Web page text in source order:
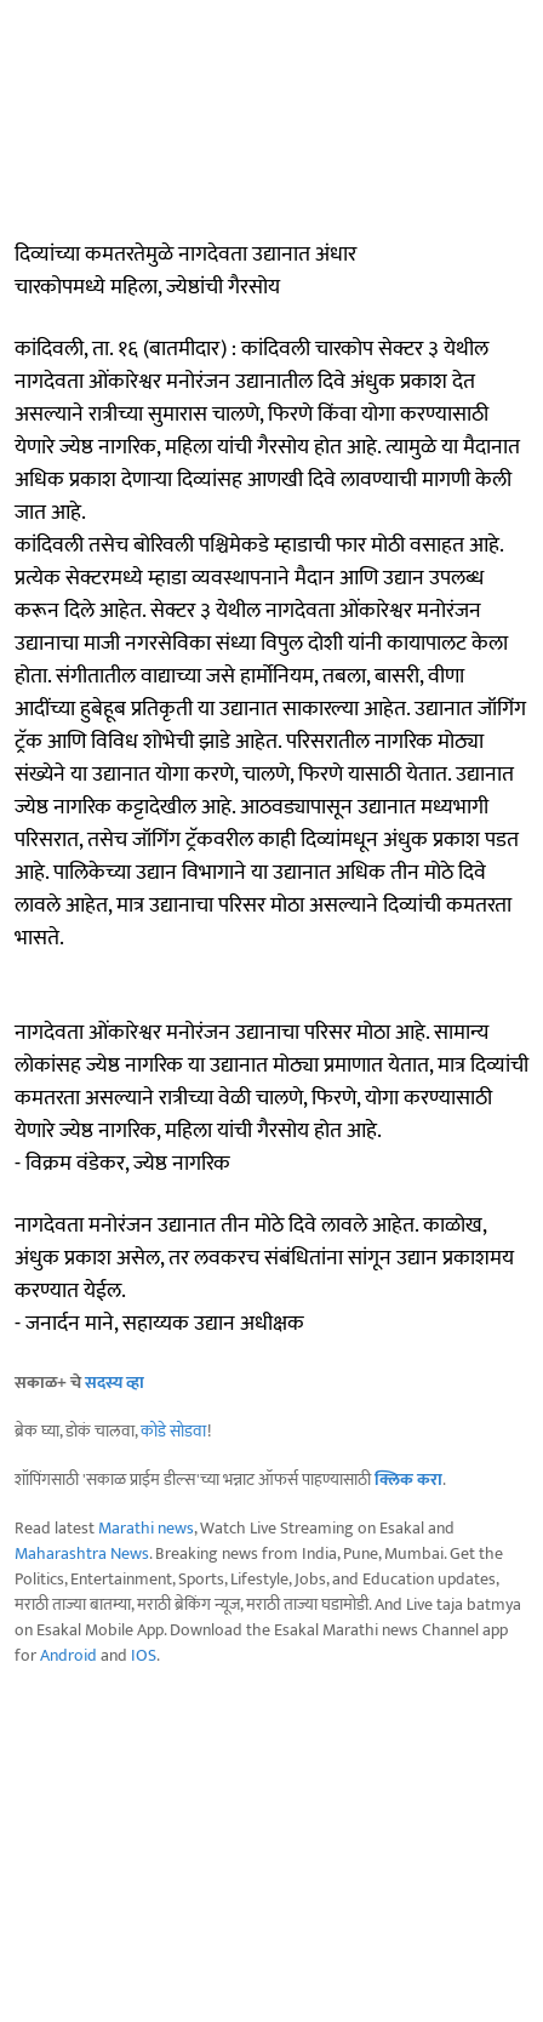
दिव्यांच्या कमतरतेमुळे नागदेवता उद्यानात अंधार
चारकोपमध्ये महिला, ज्येष्ठांची गैरसोय
कांदिवली, ता. १६ (बातमीदार) : कांदिवली चारकोप सेक्टर ३ येथील
नागदेवता ओंकारेश्वर मनोरंजन उद्यानातील दिवे अंधुक प्रकाश देत
असल्याने रात्रीच्या सुमारास चालणे, फिरणे किंवा योगा करण्यासाठी
येणारे ज्येष्ठ नागरिक, महिला यांची गैरसोय होत आहे. त्यामुळे या मैदानात
अधिक प्रकाश देणाऱ्या दिव्यांसह आणखी दिवे लावण्याची मागणी केली
जात आहे.
कांदिवली तसेच बोरिवली पश्चिमेकडे म्हाडाची फार मोठी वसाहत आहे.
प्रत्येक सेक्टरमध्ये म्हाडा व्यवस्थापनाने मैदान आणि उद्यान उपलब्ध
करून दिले आहेत. सेक्टर ३ येथील नागदेवता ओंकारेश्वर मनोरंजन
उद्यानाचा माजी नगरसेविका संध्या विपुल दोशी यांनी कायापालट केला
होता. संगीतातील वाद्याच्या जसे हार्मोनियम, तबला, बासरी, वीणा
आदींच्या हुबेहूब प्रतिकृती या उद्यानात साकारल्या आहेत. उद्यानात जॉगिंग
ट्रॅक आणि विविध शोभेची झाडे आहेत. परिसरातील नागरिक मोठ्या
संख्येने या उद्यानात योगा करणे, चालणे, फिरणे यासाठी येतात. उद्यानात
ज्येष्ठ नागरिक कट्टादेखील आहे. आठवड्यापासून उद्यानात मध्यभागी
परिसरात, तसेच जॉगिंग ट्रॅकवरील काही दिव्यांमधून अंधुक प्रकाश पडत
आहे. पालिकेच्या उद्यान विभागाने या उद्यानात अधिक तीन मोठे दिवे
लावले आहेत, मात्र उद्यानाचा परिसर मोठा असल्याने दिव्यांची कमतरता
भासते.
नागदेवता ओंकारेश्वर मनोरंजन उद्यानाचा परिसर मोठा आहे. सामान्य
लोकांसह ज्येष्ठ नागरिक या उद्यानात मोठ्या प्रमाणात येतात, मात्र दिव्यांची
कमतरता असल्याने रात्रीच्या वेळी चालणे, फिरणे, योगा करण्यासाठी
येणारे ज्येष्ठ नागरिक, महिला यांची गैरसोय होत आहे.
- विक्रम वंडेकर, ज्येष्ठ नागरिक
नागदेवता मनोरंजन उद्यानात तीन मोठे दिवे लावले आहेत. काळोख,
अंधुक प्रकाश असेल, तर लवकरच संबंधितांना सांगून उद्यान प्रकाशमय
करण्यात येईल.
- जनार्दन माने, सहाय्यक उद्यान अधीक्षक
सकाळ+ चेसदस्य व्हा
ब्रेक घ्या, डोकं चालवा,कोडे सोडवा!
शॉपिंगसाठी 'सकाळ प्राईम डील्स'च्या भन्नाट ऑफर्स पाहण्यासाठीक्लिक करा.
Read latestMarathi news, Watch Live Streaming on Esakal and
Maharashtra News. Breaking news from India, Pune, Mumbai. Get the
Politics, Entertainment, Sports, Lifestyle, Jobs, and Education updates,
मराठी ताज्या बातम्या, मराठी ब्रेकिंग न्यूज, मराठी ताज्या घडामोडी. And Live taja batmya
on Esakal Mobile App. Download the Esakal Marathi news Channel app
forAndroidand IOS.